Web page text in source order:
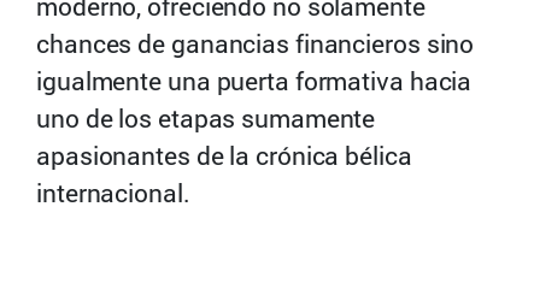
chances de ganancias financieros sino
igualmente una puerta formativa hacia
uno de los etapas sumamente
apasionantes de la crónica bélica
internacional.